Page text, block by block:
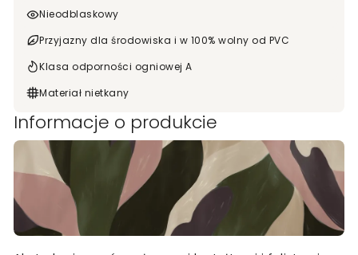
Nieodblaskowy
Przyjazny dla środowiska i w 100% wolny od PVC
Klasa odporności ogniowej A
Materiał nietkany
Informacje o produkcie